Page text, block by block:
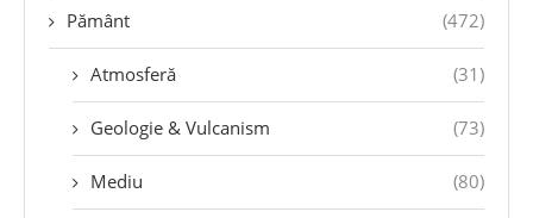
Pământ (472)
Atmosferă (31)
Geologie & Vulcanism (73)
Mediu (80)